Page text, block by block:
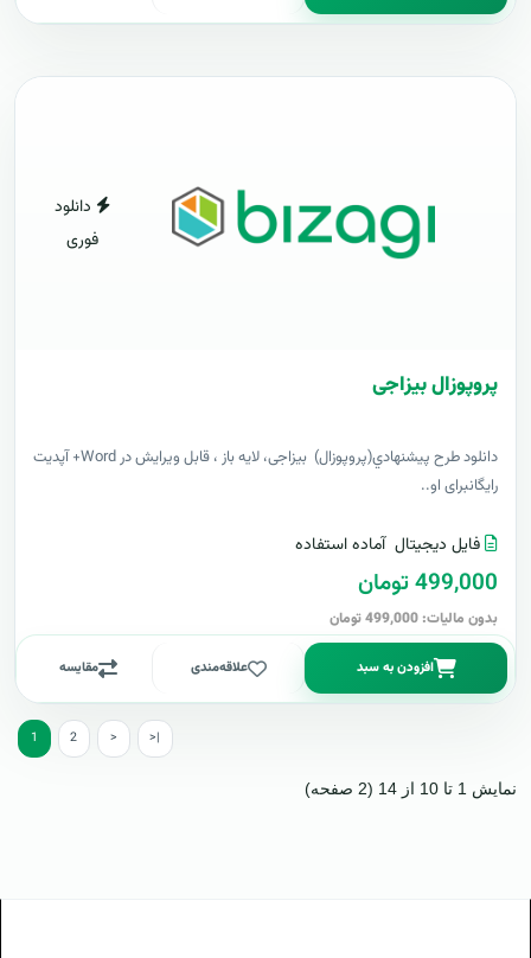
دانلود
فوری
پروپوزال بیزاجی
دانلود طرح پيشنهادي(پروپوزال) بیزاجی، لایه باز ، قابل ویرایش در Word+ آپدیت
رایگانبرای او..
فایل دیجیتال آماده استفاده
499,000 تومان
بدون مالیات: 499,000 تومان
افزودن به سبد علاقه‌مندی مقایسه
1 2 > >|
نمایش 1 تا 10 از 14 (2 صفحه)